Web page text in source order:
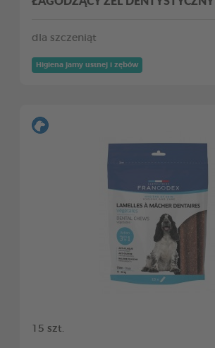
dla szczeniąt
Higiena jamy ustnej i zębów
15 szt.